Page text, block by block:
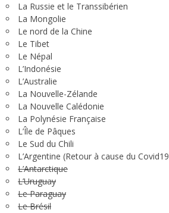
La Russie et le Transsibérien
La Mongolie
Le nord de la Chine
Le Tibet
Le Népal
L’Indonésie
L’Australie
La Nouvelle-Zélande
La Nouvelle Calédonie
La Polynésie Française
L’Île de Pâques
Le Sud du Chili
L’Argentine (Retour à cause du Covid19
L’Antarctique
L’Uruguay
Le Paraguay
Le Brésil